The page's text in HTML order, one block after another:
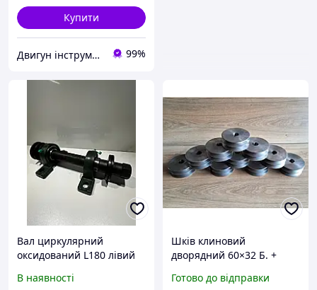
Купити
Двигун інструмент 99%
Вал циркулярний
оксидований L180 лівий
В наявності
Шків клиновий
дворядний 60×32 Б. +
Готово до відправки